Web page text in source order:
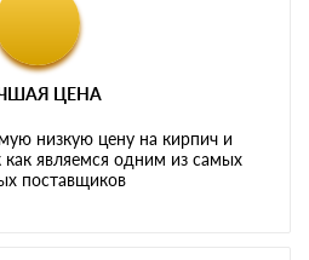
ЦЕНА
низкую цену на кирпич и
как являемся одним из самых
поставщиков